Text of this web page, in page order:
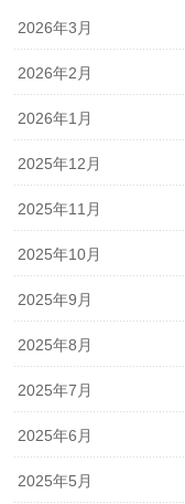
2026年3月
2026年2月
2026年1月
2025年12月
2025年11月
2025年10月
2025年9月
2025年8月
2025年7月
2025年6月
2025年5月